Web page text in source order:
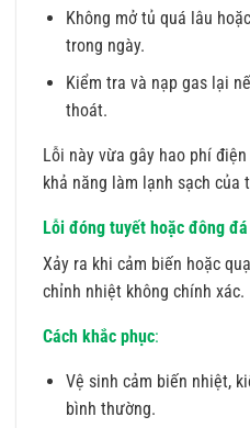
Không mở tủ quá lâu
trong ngày.
Kiểm tra và nạp gas lại
thoát.
Lỗi này vừa gây hao phí
khả năng làm lạnh sạch của
Lỗi đóng tuyết hoặc đông
Xảy ra khi cảm biến hoặc
chỉnh nhiệt không chính xác.
Cách khắc phục:
Vệ sinh cảm biến nhiệt,
bình thường.